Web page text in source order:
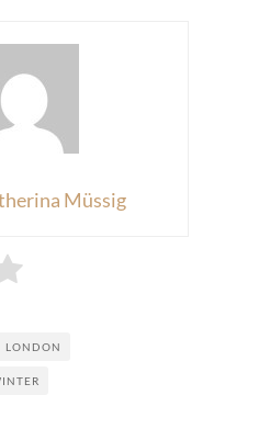
Müssig
Submit Rating
LONDON